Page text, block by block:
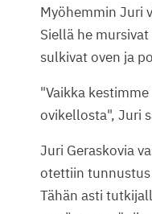
Myöhemmin Juri
Siellä he
sulkivat oven ja
"Vaikka
ovikellosta", Juri
Juri Geraskovia
otettiin
Tähän asti